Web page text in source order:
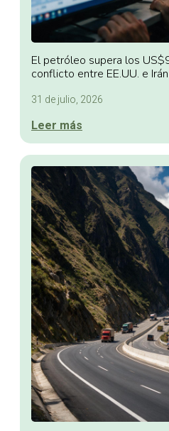
El petróleo supera los
conflicto entre EE.UU. e Irán
31 de julio, 2026
Leer más